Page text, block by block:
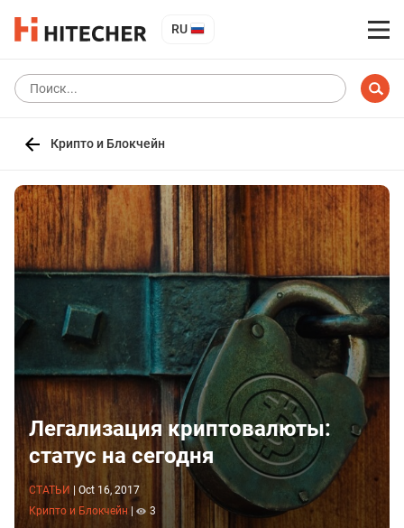
RU
Крипто и Блокчейн
Легализация криптовалюты:
статус на сегодня
СТАТЬИ
Oct 16, 2017
Крипто и Блокчейн
3